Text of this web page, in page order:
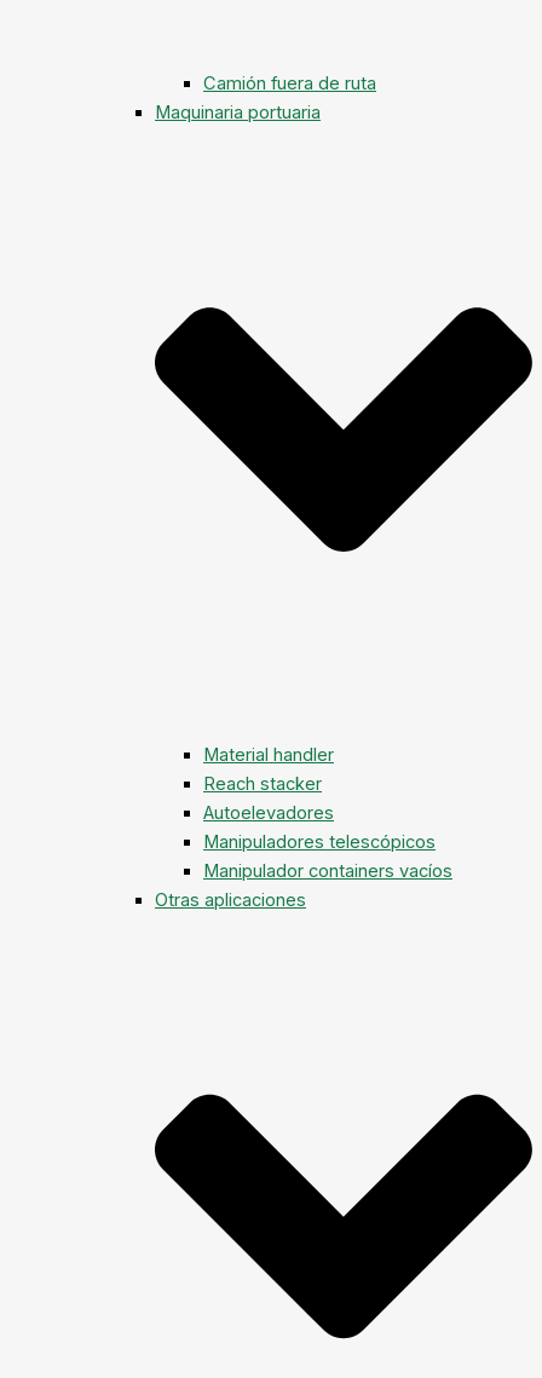
Camión fuera de ruta
Maquinaria portuaria
Material handler
Reach stacker
Autoelevadores
Manipuladores telescópicos
Manipulador containers vacíos
Otras aplicaciones